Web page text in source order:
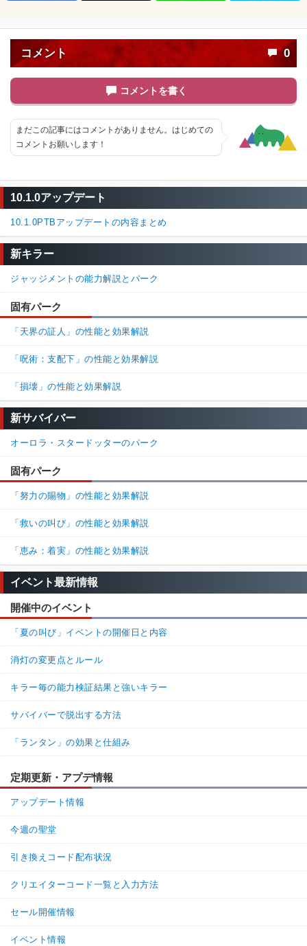
コメント 0
コメントを書く
まだこの記事にはコメントがありません。はじめての
コメントお願いします！
10.1.0アップデート
10.1.0PTBアップデートの内容まとめ
新キラー
ジャッジメントの能力解説とパーク
固有パーク
「天界の証人」の性能と効果解説
「呪術：支配下」の性能と効果解説
「損壊」の性能と効果解説
新サバイバー
オーロラ・スタードッターのパーク
固有パーク
「努力の賜物」の性能と効果解説
「救いの叫び」の性能と効果解説
「恵み：着実」の性能と効果解説
イベント最新情報
開催中のイベント
「夏の叫び」イベントの開催日と内容
消灯の変更点とルール
キラー毎の能力検証結果と強いキラー
サバイバーで脱出する方法
「ランタン」の効果と仕組み
定期更新・アプデ情報
アップデート情報
今週の聖堂
引き換えコード配布状況
クリエイターコード一覧と入力方法
セール開催情報
イベント情報